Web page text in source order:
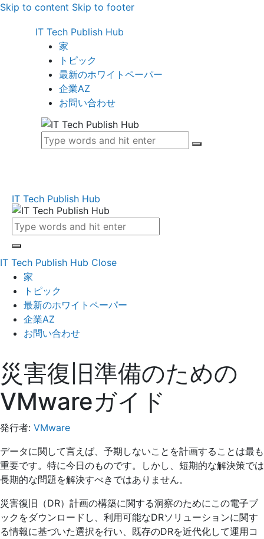
Skip to content Skip to footer
IT Tech Publish Hub
家
トピック
最新のホワイトペーパー
企業AZ
お問い合わせ
IT Tech Publish Hub
IT Tech Publish Hub Close
家
トピック
最新のホワイトペーパー
企業AZ
お問い合わせ
災害復旧準備のための
VMwareガイド
発行者: VMware
データに関して言えば、予期しないことを計画することは最も
重要です。特に今日のものです。しかし、短期的な解決策では
長期的な問題を解決すべきではありません。
災害復旧（DR）計画の構築に関する洞察のためにこの電子ブ
ックをダウンロードし、利用可能なDRソリューションに関す
る情報に基づいた選択を行い、既存のDRを近代化して運用コ